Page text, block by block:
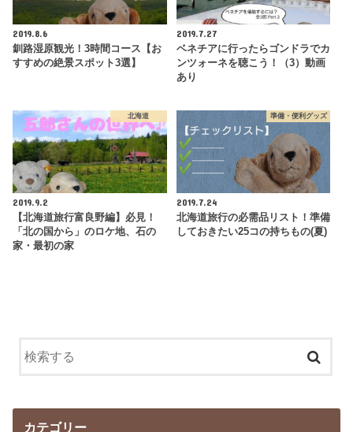
2019.8.6
釧路湿原観光！3時間コース【お
すすめの絶景スポット3選】
2019.7.27
ベネチアに行ったらゴンドラでカ
ンツォーネを聴こう！（3）動画
あり
北海道
2019.9.2
【北海道旅行富良野編】必見！
「北の国から」のロケ地、石の
家・最初の家
準備・便利グッズ
2019.7.24
北海道旅行の必需品リスト！準備
しておきたい25コの持ちもの(夏)
カテゴリー